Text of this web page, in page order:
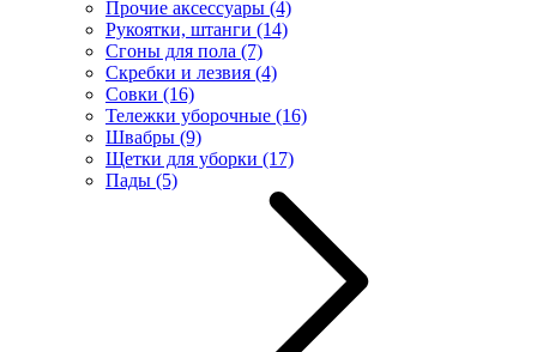
Прочие аксессуары (4)
Рукоятки, штанги (14)
Сгоны для пола (7)
Скребки и лезвия (4)
Совки (16)
Тележки уборочные (16)
Швабры (9)
Щетки для уборки (17)
Пады (5)